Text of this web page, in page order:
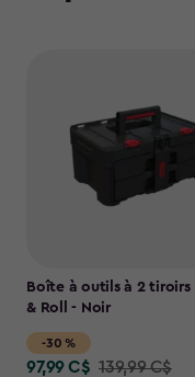
Boîte à outils à 2 tiroirs
& Roll - Noir
-30 %
Price
97,99 C$ 139,99 C$